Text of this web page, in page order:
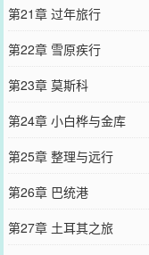
第21章 过年旅行
第22章 雪原疾行
第23章 莫斯科
第24章 小白桦与金库
第25章 整理与远行
第26章 巴统港
第27章 土耳其之旅